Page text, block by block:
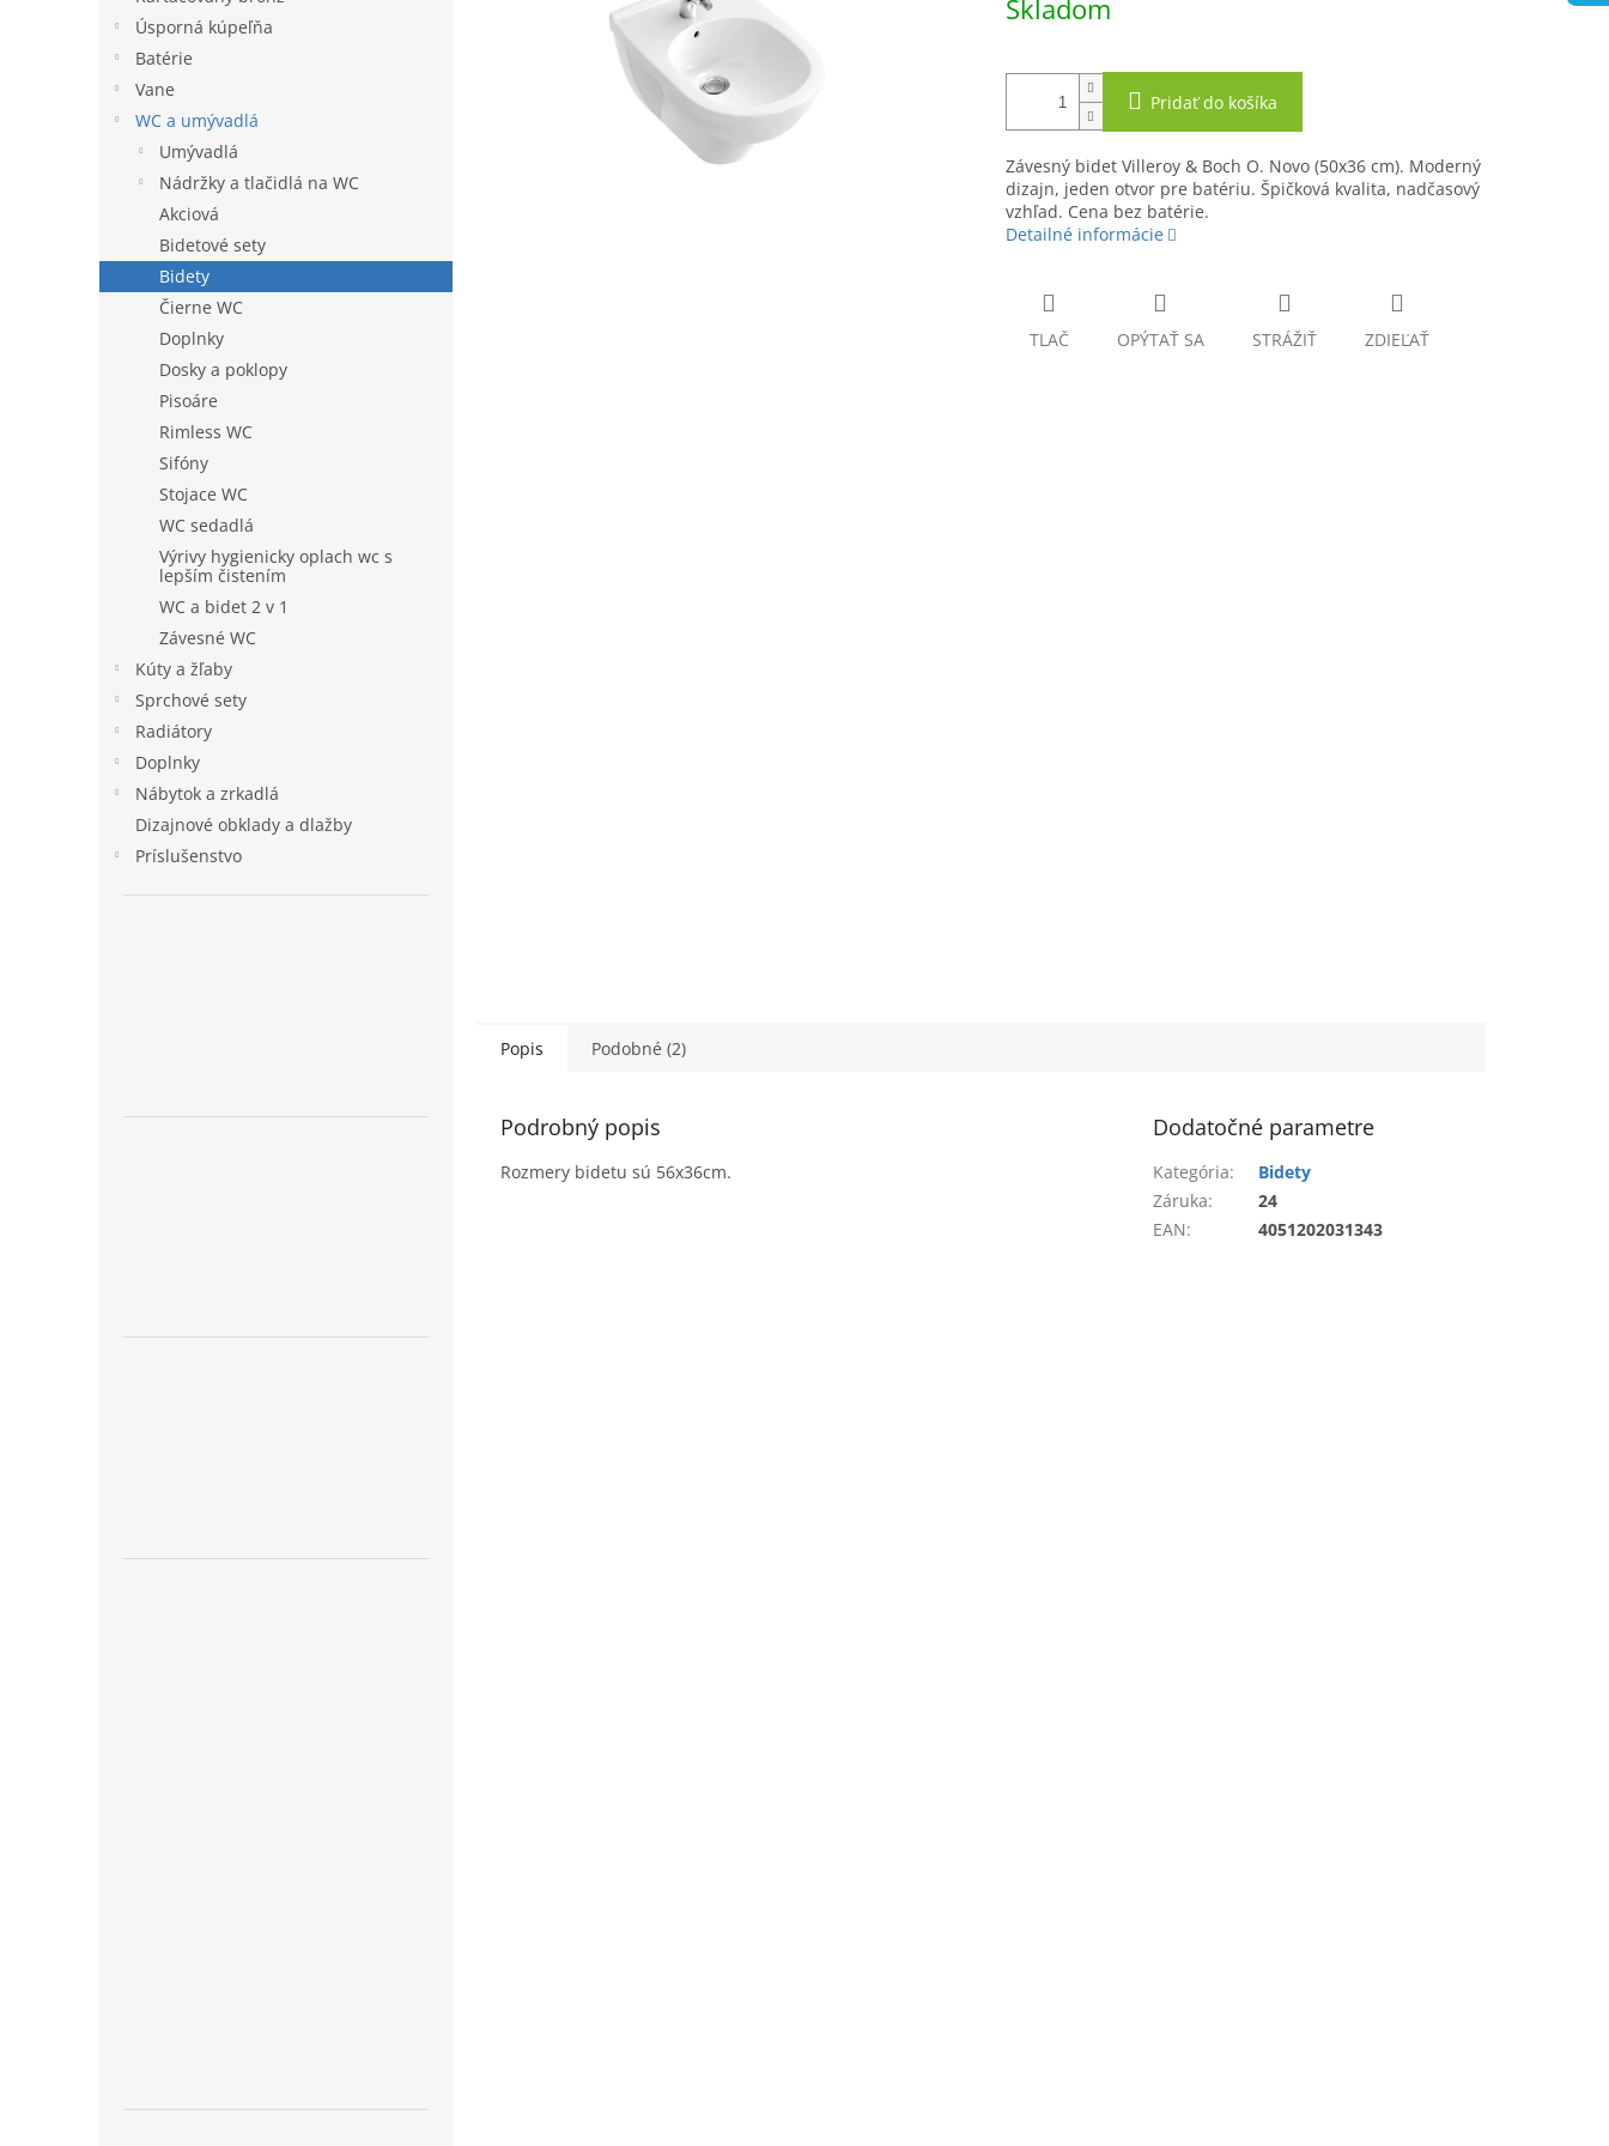
Úsporná kúpeľňa
Batérie
Vane
WC a umývadlá
Umývadlá
Nádržky a tlačidlá na WC
Akciová
Bidetové sety
Bidety
Čierne WC
Doplnky
Dosky a poklopy
Pisoáre
Rimless WC
Sifóny
Stojace WC
WC sedadlá
Výrivy hygienicky oplach wc s
lepším čistením
WC a bidet 2 v 1
Závesné WC
Kúty a žľaby
Sprchové sety
Radiátory
Doplnky
Nábytok a zrkadlá
Dizajnové obklady a dlažby
Príslušenstvo
cena:
Skladom
Pridať do košíka
Závesný bidet Villeroy & Boch O. Novo (50x36 cm). Moderný
dizajn, jeden otvor pre batériu. Špičková kvalita, nadčasový
vzhľad. Cena bez batérie.
Detailné informácie
TLAČ OPÝTAŤ SA STRÁŽIŤ ZDIEĽAŤ
Popis Podobné (2)
Podrobný popis
Rozmery bidetu sú 56x36cm.
Dodatočné parametre
Kategória:
Bidety
Záruka:
24
EAN: 4051202031343